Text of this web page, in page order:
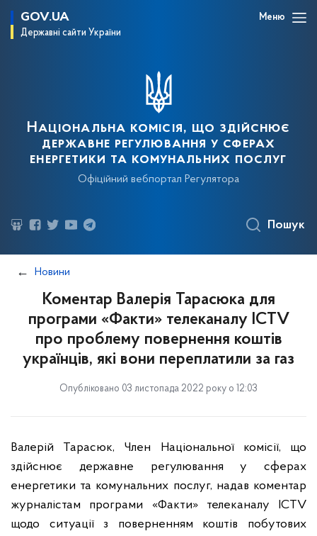
GOV.UA
Державні сайти України
Меню
Національна комісія, що здійснює
державне регулювання у сферах
енергетики та комунальних послуг
Офіційний вебпортал Регулятора
Пошук
Новини
Коментар Валерія Тарасюка для
програми «Факти» телеканалу ICTV
про проблему повернення коштів
українців, які вони переплатили за газ
Опубліковано 03 листопада 2022 року о 12:03
Валерій Тарасюк, Член Національної комісії, що
здійснює державне регулювання у сферах
енергетики та комунальних послуг, надав коментар
журналістам програми «Факти» телеканалу ICTV
щодо ситуації з поверненням коштів побутових